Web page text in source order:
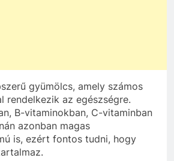
gyümölcs, amely számos
rendelkezik az egészségre.
B-vitaminokban, C-vitaminban
azonban magas
is, ezért fontos tudni, hogy